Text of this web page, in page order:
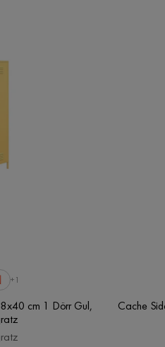
+1
cm 1 Dörr Gul,
Cache